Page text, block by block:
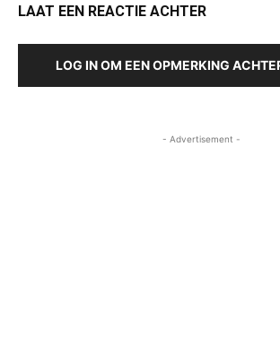
LAAT EEN REACTIE ACHTER
LOG IN OM EEN OPMERKING
- Advertisement -